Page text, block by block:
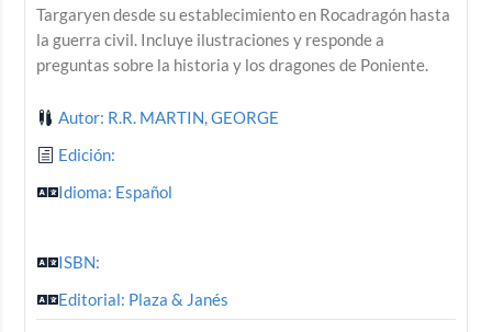
Targaryen desde su establecimiento en Rocadragón hasta
la guerra civil. Incluye ilustraciones y responde a
preguntas sobre la historia y los dragones de Poniente.
Autor: R.R. MARTIN, GEORGE
Edición:
Idioma: Español
ISBN:
Editorial: Plaza & Janés